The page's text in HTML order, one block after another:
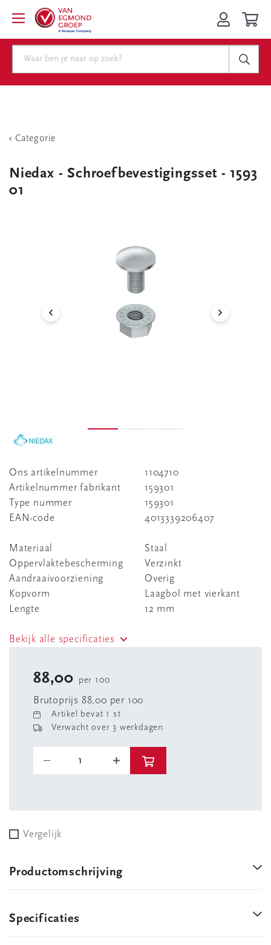
Categorie
Niedax - Schroefbevestigingsset - 1593
01
Ons artikelnummer
1104710
Artikelnummer fabrikant
159301
Type nummer
159301
EAN-code
4013339206407
Materiaal
Staal
Oppervlaktebescherming
Verzinkt
Aandraaivoorziening
Overig
Kopvorm
Laagbol met vierkant
Lengte
12 mm
Bekijk alle specificaties
88,00 per 100
Brutoprijs 88,00 per 100
Artikel bevat 1 st
Verwacht over 3 werkdagen
Vergelijk
Productomschrijving
Specificaties